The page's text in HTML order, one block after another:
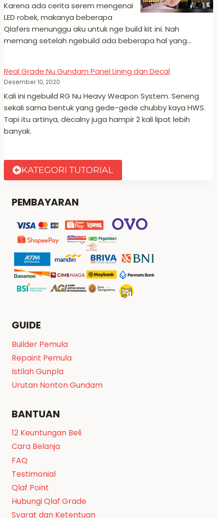
Karena ada cerita serem mengenai
LED robek, makanya beberapa
Qlafers menunggu aku untuk nge build kit ini. Nah
memang setelah ngebuild ada beberapa hal yang…
Real Grade Nu Gundam Panel Lining dan Decal
Desember 10, 2020
Kali ini ngebuild RG Nu Heavy Weapon System. Seneng
sekali sama bentuk yang gede-gede chubby kaya HWS.
Tapi itu artinya, decalny juga hampir 2 kali lipat lebih
banyak.
KATEGORI TUTORIAL
PEMBAYARAN
GUIDE
Builder Pemula
Repaint Pemula
Istilah Gunpla
Urutan Nonton Gundam
BANTUAN
12 Keuntungan Beli
Cara Belanja
FAQ
Testimonial
Qlaf Point
Hubungi Qlaf Grade
Syarat dan Ketentuan